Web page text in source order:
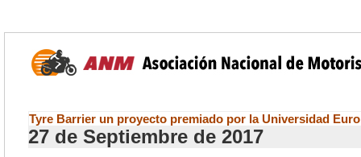
Tyre Barrier un proyecto premiado por la Universidad
27 de Septiembre de 2017